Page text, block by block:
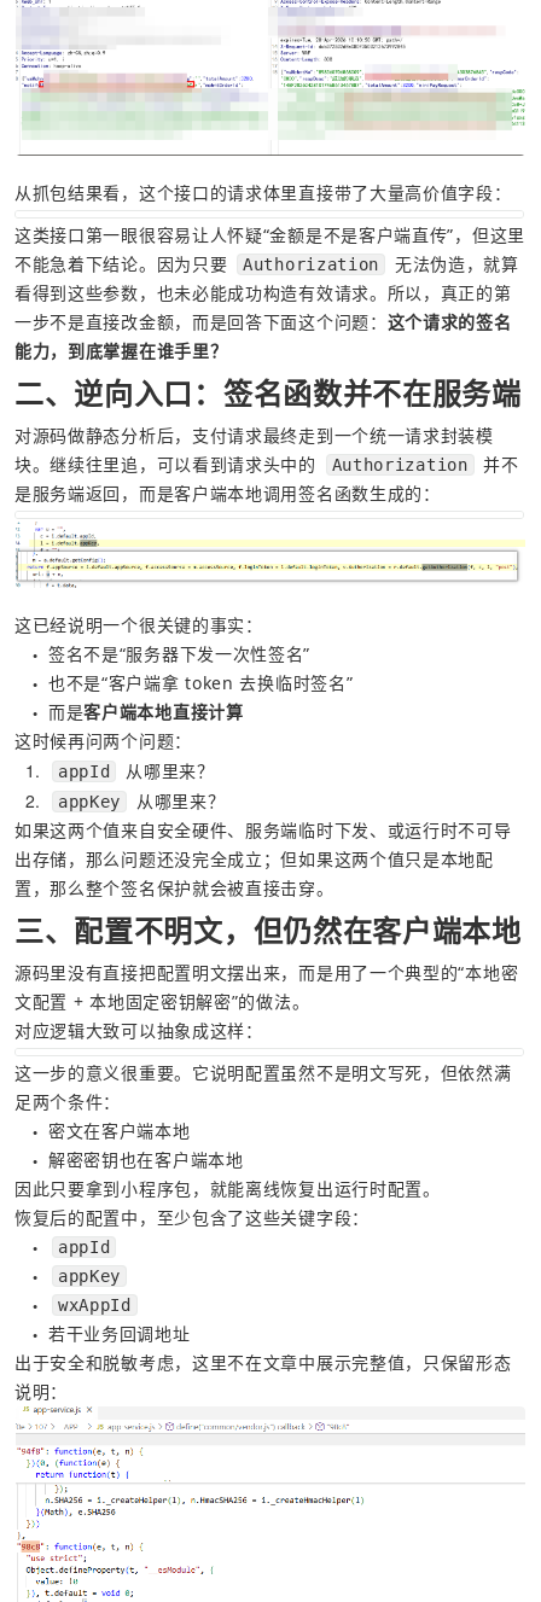
从抓包结果看，这个接口的请求体里直接带了大量高价值字段：
这类接口第一眼很容易让人怀疑“金额是不是客户端直传”，但这里
不能急着下结论。因为只要
Authorization
无法伪造，就算
看得到这些参数，也未必能成功构造有效请求。所以，真正的第
一步不是直接改金额，而是回答下面这个问题： 这个请求的签名
能力，到底掌握在谁手里？
二、逆向入口：签名函数并不在服务端
对源码做静态分析后，支付请求最终走到一个统一请求封装模
块。继续往里追，可以看到请求头中的
Authorization
并不
是服务端返回，而是客户端本地调用签名函数生成的：
这已经说明一个很关键的事实：
● 签名不是“服务器下发一次性签名”
● 也不是“客户端拿 token 去换临时签名”
● 而是客户端本地直接计算
这时候再问两个问题：
1 appId 从哪里来？
2 appKey
从哪里来？
如果这两个值来自安全硬件、服务端临时下发、或运行时不可导
出存储，那么问题还没完全成立；但如果这两个值只是本地配
置，那么整个签名保护就会被直接击穿。
三、配置不明文，但仍然在客户端本地
源码里没有直接把配置明文摆出来，而是用了一个典型的“本地密
文配置 + 本地固定密钥解密”的做法。
对应逻辑大致可以抽象成这样：
这一步的意义很重要。它说明配置虽然不是明文写死，但依然满
足两个条件：
● 密文在客户端本地
●
解密密钥也在客户端本地
因此只要拿到小程序包，就能离线恢复出运行时配置。
恢复后的配置中，至少包含了这些关键字段：
● appId
● appKey
● wxAppId
●
若干业务回调地址
出于安全和脱敏考虑，这里不在文章中展示完整值，只保留形态
说明：